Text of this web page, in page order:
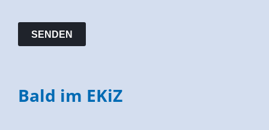
Bald im EKiZ